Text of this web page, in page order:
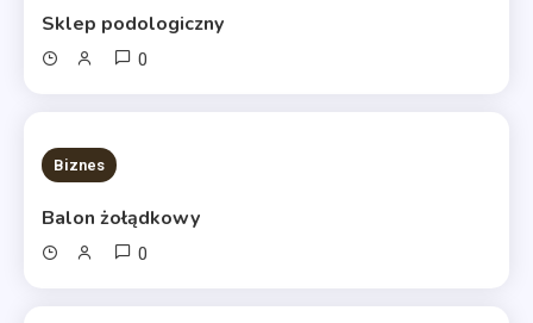
Sklep podologiczny
0
10 MINS READ
Biznes
Balon żołądkowy
0